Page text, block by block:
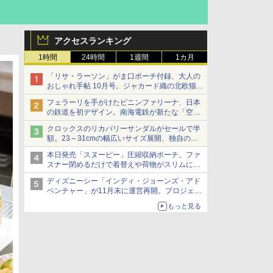
アクセスランキング
1時間 24時間 1週間 1カ月
「リサ・ラーソン」がま口ポーチ付録、大人の
おしゃれ手帖 10月号。ジャカード織の北欧猫デ
ザイン
フェラーリを手がけたピニンファリーナ、日本
の鉄道を初デザイン。南海電鉄が新たな「空港
特急」をなにわ筋線へ導入
クロックスのリカバリーサンダルがセールで半
額。23～31cmの幅広いサイズ展開、独自のク
ッション素材を採用
本日発売「スヌーピー」圧縮収納ポーチ。ファ
スナー閉めるだけで着替えや荷物がスリムにま
とまる
ディズニーシー「インディ・ジョーンズ・アド
ベンチャー」が11月末に運営再開。プロジェク
ションマッピングを追加、DPAは1500円
もっと見る